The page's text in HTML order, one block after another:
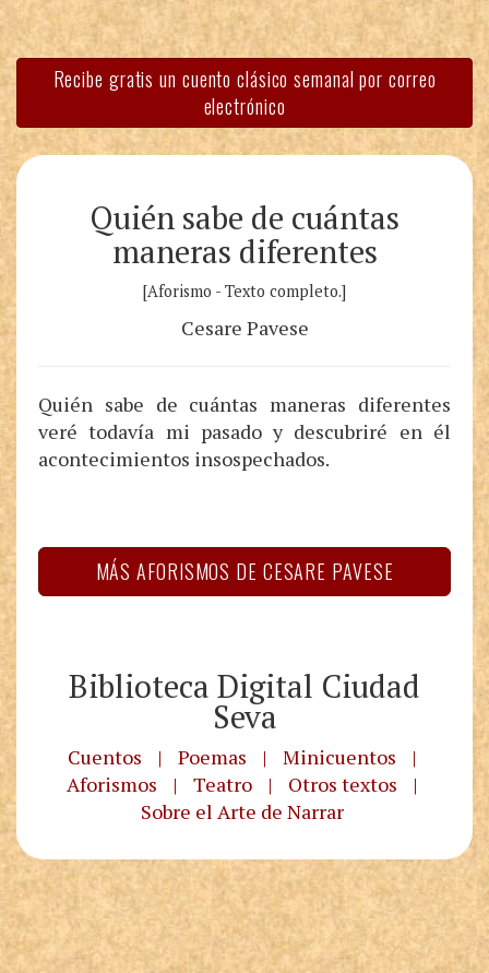
Recibe gratis un cuento clásico semanal por correo
electrónico
Quién sabe de cuántas
maneras diferentes
[Aforismo - Texto completo.]
Cesare Pavese
Quién sabe de cuántas maneras diferentes
veré todavía mi pasado y descubriré en él
acontecimientos insospechados.
MÁS AFORISMOS DE CESARE PAVESE
Biblioteca Digital Ciudad
Seva
Cuentos | Poemas | Minicuentos
|
Aforismos
| Teatro | Otros textos
|
Sobre el Arte de Narrar